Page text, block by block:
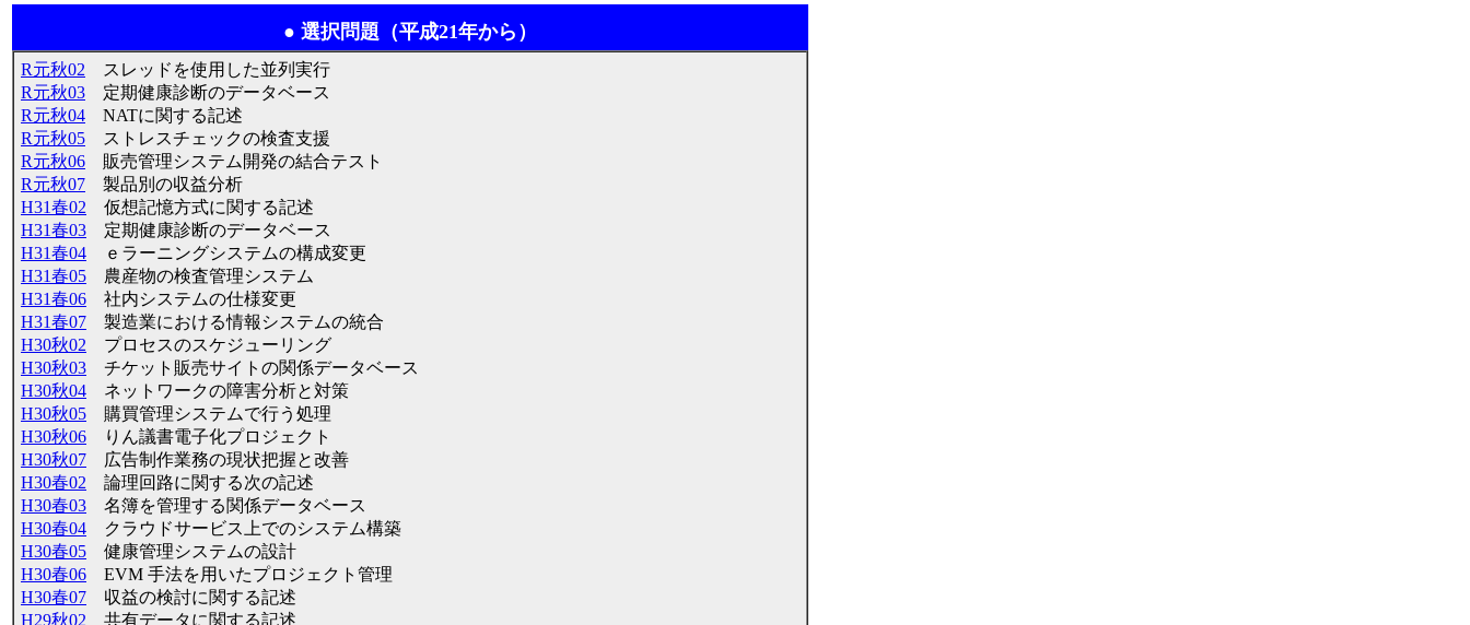
● 選択問題（平成21年から）
R元秋02 スレッドを使用した並列実行
R元秋03 定期健康診断のデータベース
R元秋04 NATに関する記述
R元秋05 ストレスチェックの検査支援
R元秋06 販売管理システム開発の結合テスト
R元秋07 製品別の収益分析
H31春02 仮想記憶方式に関する記述
H31春03 定期健康診断のデータベース
H31春04 ｅラーニングシステムの構成変更
H31春05 農産物の検査管理システム
H31春06 社内システムの仕様変更
H31春07 製造業における情報システムの統合
H30秋02 プロセスのスケジューリング
H30秋03 チケット販売サイトの関係データベース
H30秋04 ネットワークの障害分析と対策
H30秋05 購買管理システムで行う処理
H30秋06 りん議書電子化プロジェクト
H30秋07 広告制作業務の現状把握と改善
H30春02 論理回路に関する次の記述
H30春03 名簿を管理する関係データベース
H30春04 クラウドサービス上でのシステム構築
H30春05 健康管理システムの設計
H30春06 EVM 手法を用いたプロジェクト管理
H30春07 収益の検討に関する記述
H29秋02 共有データに関する記述